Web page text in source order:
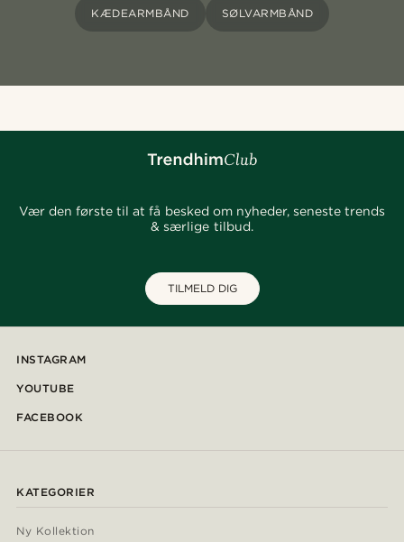
KÆDEARMBÅND SØLVARMBÅND
Vær den første til at få besked om nyheder, seneste trends
& særlige tilbud.
TILMELD DIG
INSTAGRAM
YOUTUBE
FACEBOOK
KATEGORIER
Ny Kollektion